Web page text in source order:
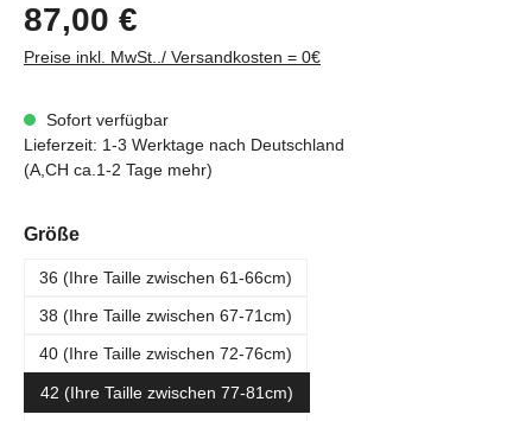
87,00 €
Preise inkl. MwSt../ Versandkosten = 0€
Sofort verfügbar
Lieferzeit: 1-3 Werktage nach Deutschland
(A,CH ca.1-2 Tage mehr)
Größeauswählen
36 (Ihre Taille zwischen 61-66cm)
38 (Ihre Taille zwischen 67-71cm)
40 (Ihre Taille zwischen 72-76cm)
42 (Ihre Taille zwischen 77-81cm)